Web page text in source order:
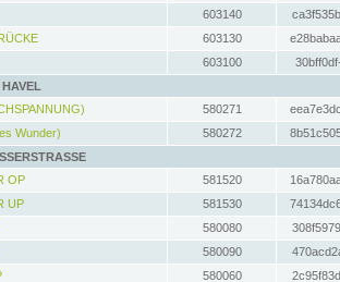
603140
603130
603100
580271
Wunder)
580272
OP
581520
UP
581530
580080
580090
580060